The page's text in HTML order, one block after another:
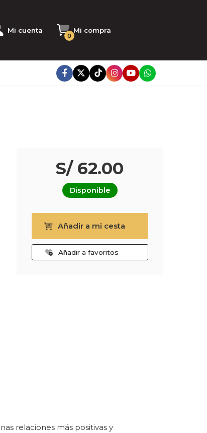
Mi cuenta Mi compra
0
S/ 62.00
Disponible
Añadir a mi cesta
Añadir a favoritos
relaciones más positivas y